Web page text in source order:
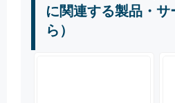
に関連する製品・サ
ら）